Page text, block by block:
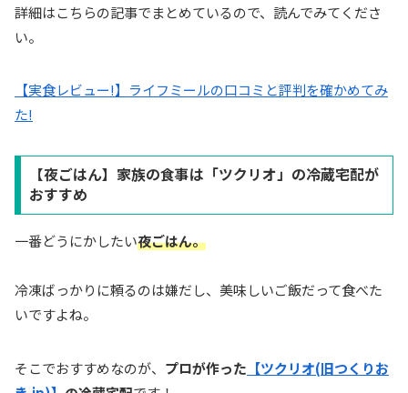
詳細はこちらの記事でまとめているので、読んでみてくださ
い。
【実食レビュー!】ライフミールの口コミと評判を確かめてみ
た!
【夜ごはん】家族の食事は「ツクリオ」の冷蔵宅配が
おすすめ
一番どうにかしたい夜ごはん。
冷凍ばっかりに頼るのは嫌だし、美味しいご飯だって食べた
いですよね。
そこでおすすめなのが、 プロが作った 【ツクリオ(旧つくりお